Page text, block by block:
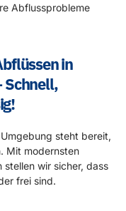
Abflussprobleme
in
Schnell,
steht bereit,
Mit modernsten
wir sicher, dass
frei sind.